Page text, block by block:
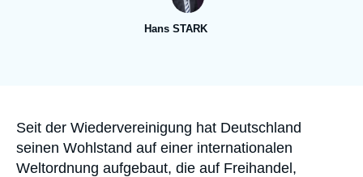
Anmelden
Hans STARK
Accroche
Seit der Wiedervereinigung hat Deutschland
seinen Wohlstand auf einer internationalen
Weltordnung aufgebaut, die auf Freihandel,